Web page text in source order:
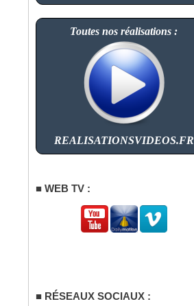
Toutes nos réalisations :
REALISATIONSVIDEOS.FR
WEB TV :
RÉSEAUX SOCIAUX :